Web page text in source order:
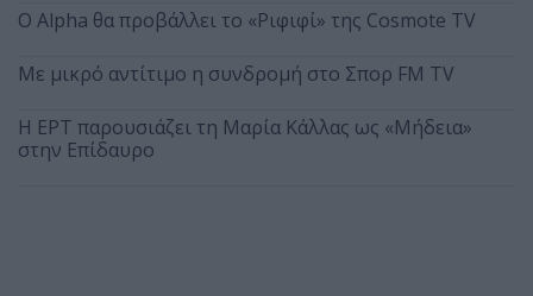
Ο Alpha θα προβάλλει το «Ριφιφί» της Cosmote TV
Με μικρό αντίτιμο η συνδρομή στο Σπορ FM TV
Η ΕΡΤ παρουσιάζει τη Μαρία Κάλλας ως «Μήδεια»
στην Επίδαυρο